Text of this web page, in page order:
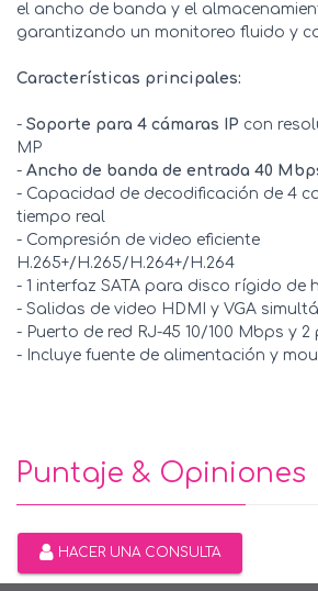
el ancho de banda y el
garantizando un monitoreo fluido y
Características principales:
- Soporte para 4 cámaras IP con
MP
- Ancho de banda de entrada 40
- Capacidad de decodificación de 4
tiempo real
- Compresión de video eficiente
H.265+/H.265/H.264+/H.264
- 1 interfaz SATA para disco rígido de
- Salidas de video HDMI y VGA
- Puerto de red RJ-45 10/100 Mbps y 2
- Incluye fuente de alimentación y
Puntaje & Opiniones
HACER UNA CONSULTA